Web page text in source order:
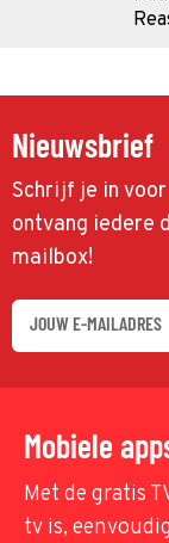
Nieuwsbrief
Schrijf je in
ontvang iedere
mailbox!
Mobiele
Met de gratis
tv is,